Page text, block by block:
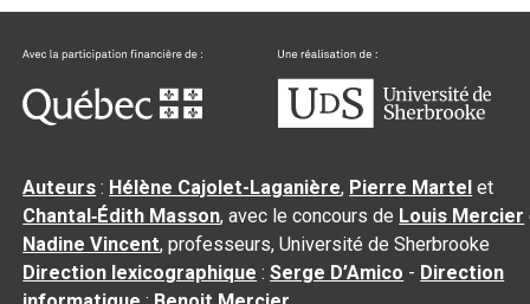
Auteurs : Hélène Cajolet-Laganière, Pierre Martel et
Chantal‑Édith Masson, avec le concours de Louis Mercier
Nadine Vincent, professeurs, Université de Sherbrooke
Direction lexicographique :Serge D’Amico - Direction